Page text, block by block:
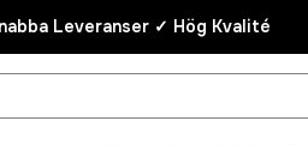
Leveranser ✓ Hög Kvalité